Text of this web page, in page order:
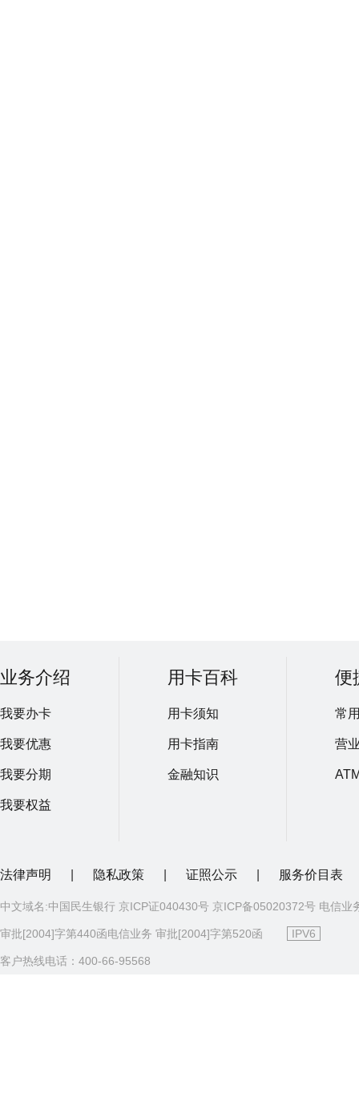
业务介绍
我要办卡
我要优惠
我要分期
我要权益
用卡百科
用卡须知
用卡指南
金融知识
便
常
营
法律声明 隐私政策 证照公示 服务价目表
中文域名:中国民生银行 京ICP证040430号 京ICP备05020372号 电信业
审批[2004]字第440函电信业务 审批[2004]字第520函 IPV6
客户热线电话：400-66-95568